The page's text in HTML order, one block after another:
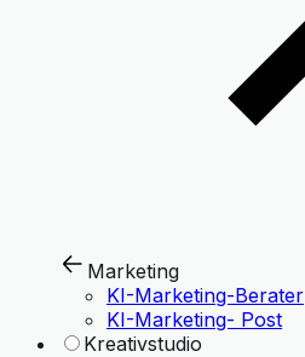
Marketing
KI-Marketing-Berater
KI-Marketing- Post
Kreativstudio